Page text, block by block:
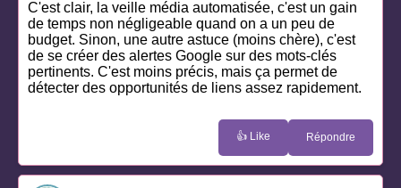
C'est clair, la veille média automatisée, c'est un gain
de temps non négligeable quand on a un peu de
budget. Sinon, une autre astuce (moins chère), c'est
de se créer des alertes Google sur des mots-clés
pertinents. C'est moins précis, mais ça permet de
détecter des opportunités de liens assez rapidement.
👍 Like Répondre